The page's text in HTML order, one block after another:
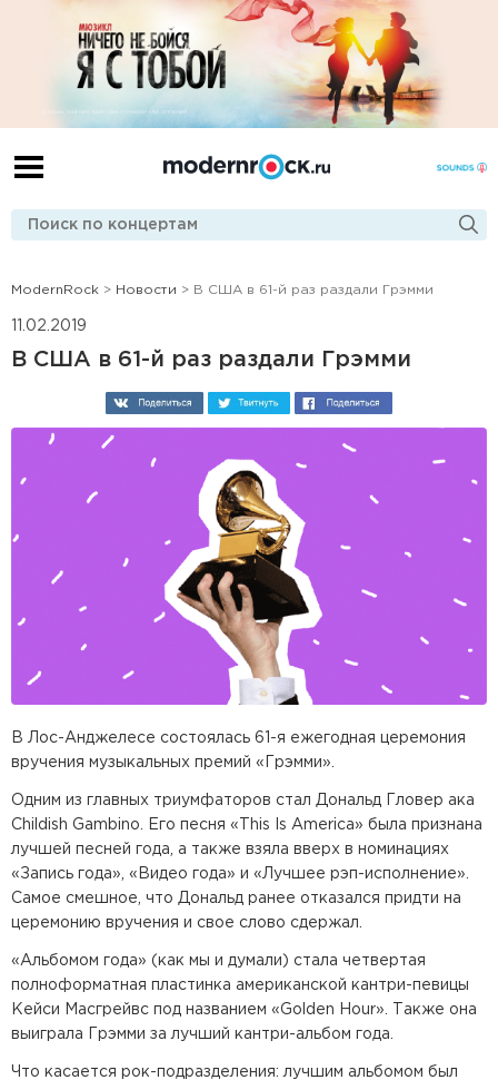
ModernRock > Новости > В США в 61-й раз раздали Грэмми
11.02.2019
В США в 61-й раз раздали Грэмми
В Лос-Анджелесе состоялась 61-я ежегодная церемония
вручения музыкальных премий «Грэмми».
Одним из главных триумфаторов стал Дональд Гловер ака
Childish Gambino. Его песня «This Is America» была признана
лучшей песней года, а также взяла вверх в номинациях
«Запись года», «Видео года» и «Лучшее рэп-исполнение».
Самое смешное, что Дональд ранее отказался придти на
церемонию вручения и свое слово сдержал.
«Альбомом года» (как мы и думали) стала четвертая
полноформатная пластинка американской кантри-певицы
Кейси Масгрейвс под названием «Golden Hour». Также она
выиграла Грэмми за лучший кантри-альбом года.
Что касается рок-подразделения: лучшим альбомом был